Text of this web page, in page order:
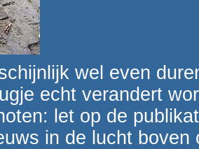
wel even
echt verandert
let op de
in de lucht boven